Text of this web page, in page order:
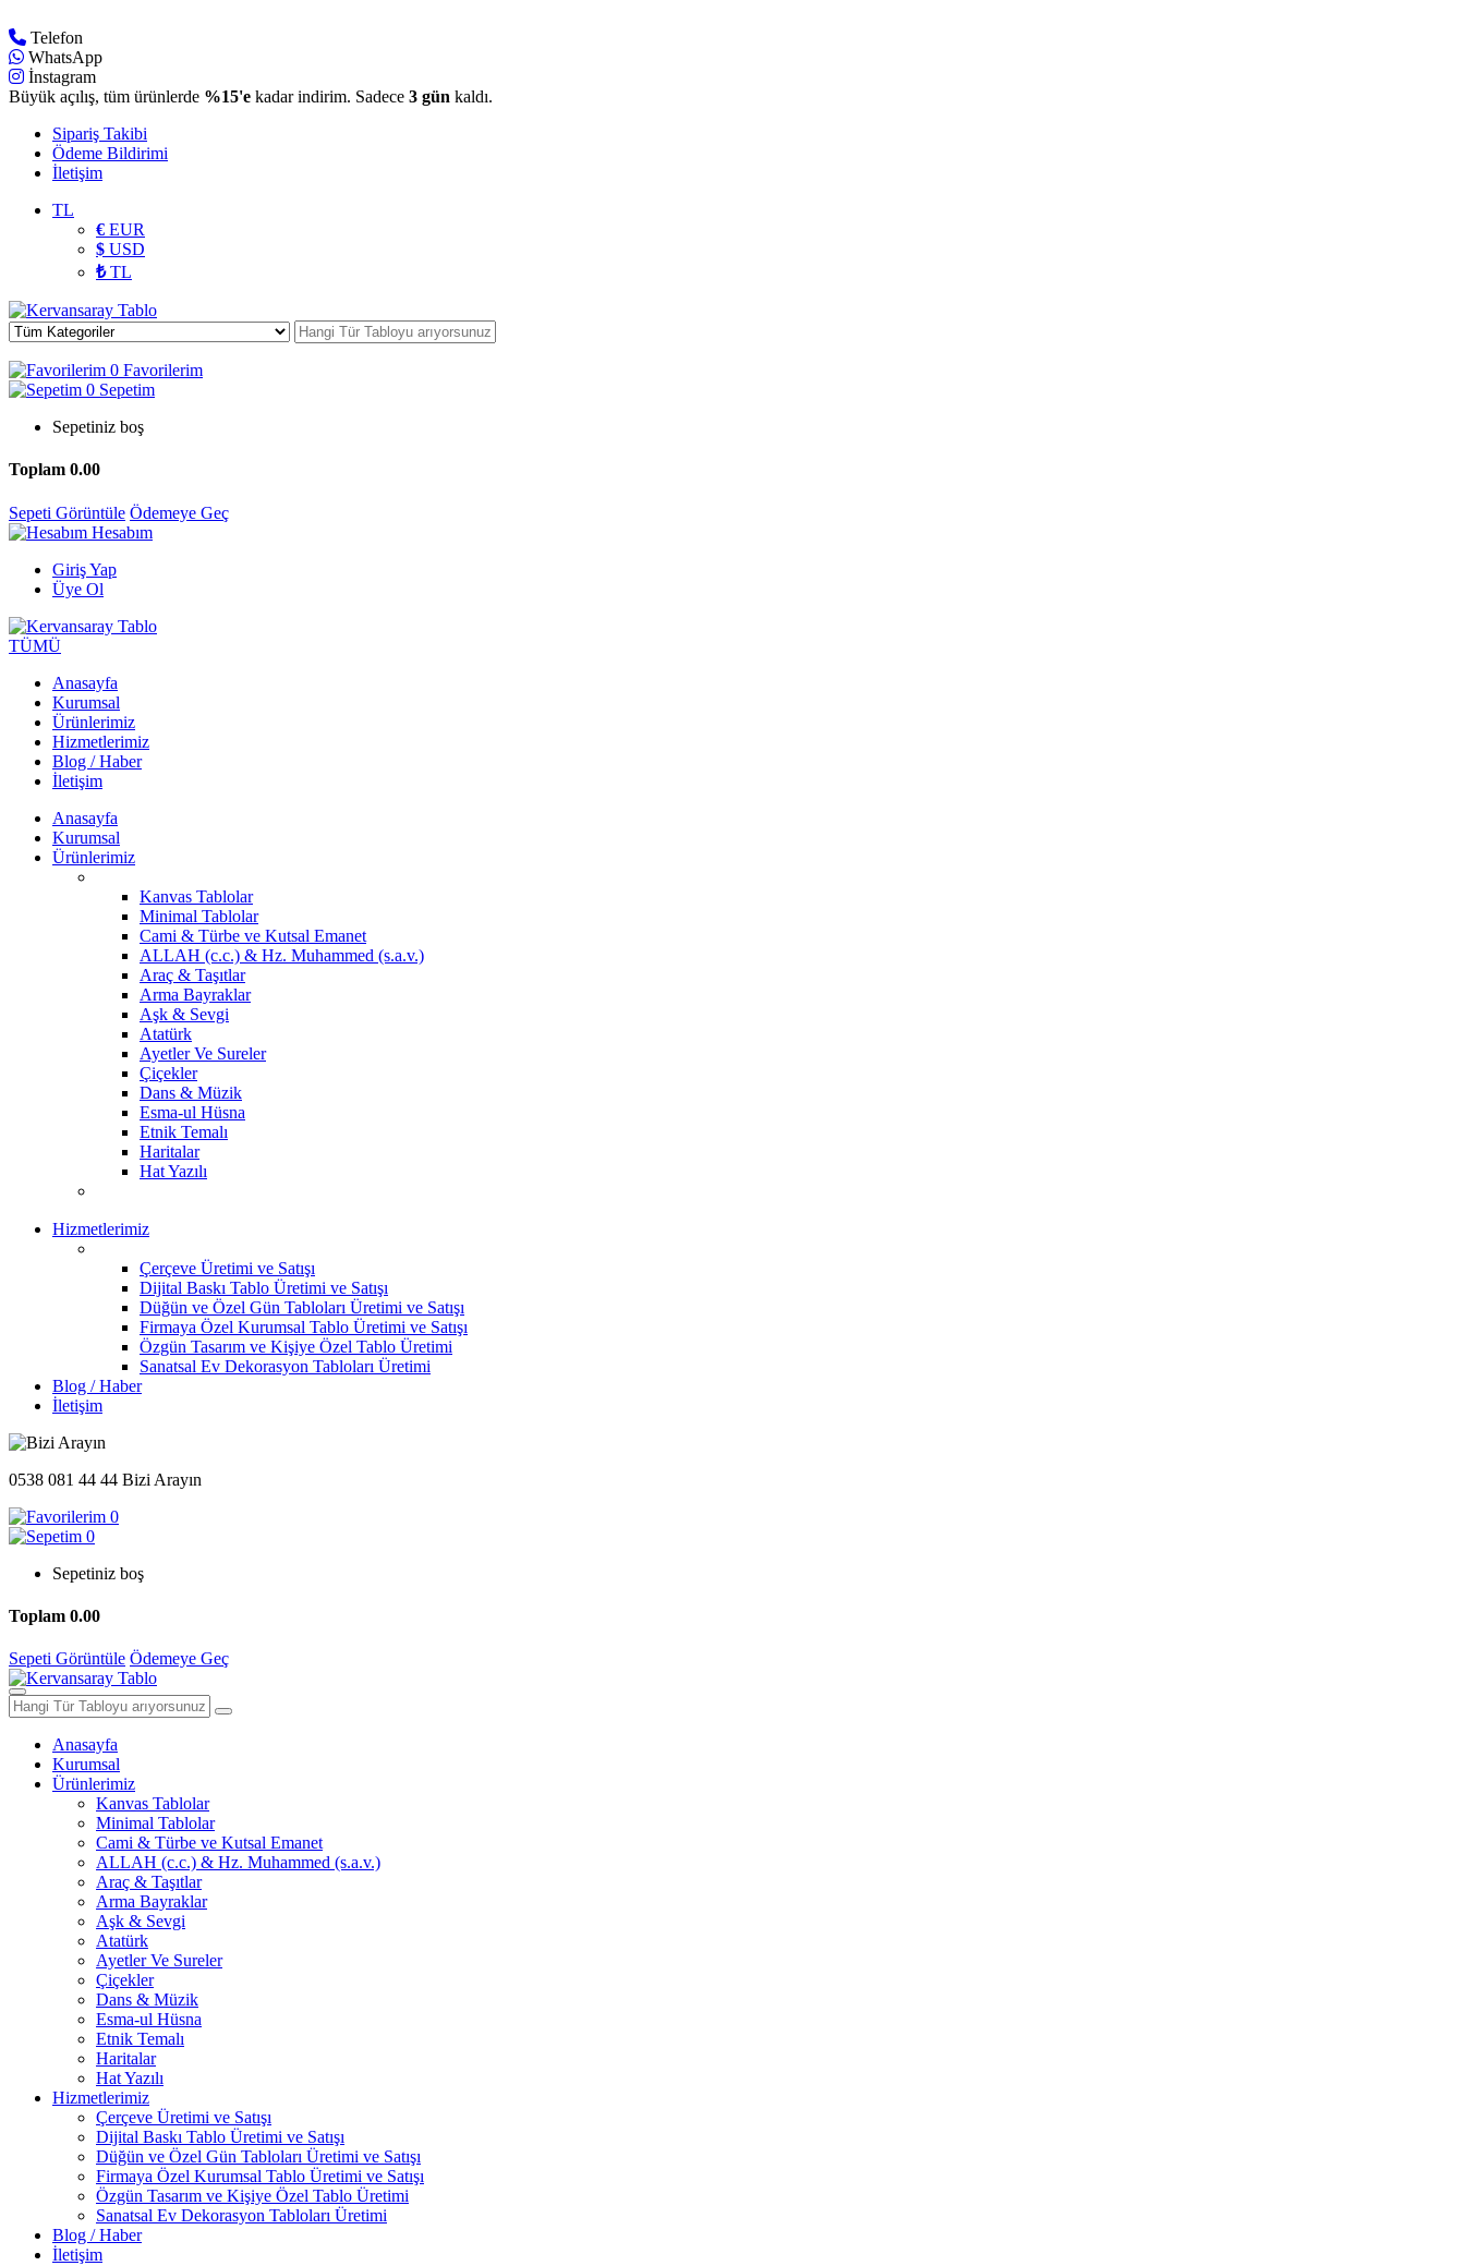
Telefon
WhatsApp
İnstagram
Büyük açılış, tüm ürünlerde %15'e kadar indirim. Sadece 3 gün kaldı.
Sipariş Takibi
Ödeme Bildirimi
İletişim
TL
€ EUR
$ USD
₺TL
0 Favorilerim
0 Sepetim
Sepetiniz boş
Toplam 0.00
Sepeti Görüntüle Ödemeye Geç
Hesabım
Giriş Yap
Üye Ol
TÜMÜ
Anasayfa
Kurumsal
Ürünlerimiz
Hizmetlerimiz
Blog / Haber
İletişim
Anasayfa
Kurumsal
Ürünlerimiz
Kanvas Tablolar
Minimal Tablolar
Cami & Türbe ve Kutsal Emanet
ALLAH (c.c.) & Hz. Muhammed (s.a.v.)
Araç & Taşıtlar
Arma Bayraklar
Aşk & Sevgi
Atatürk
Ayetler Ve Sureler
Çiçekler
Dans & Müzik
Esma-ul Hüsna
Etnik Temalı
Haritalar
Hat Yazılı
Hizmetlerimiz
Çerçeve Üretimi ve Satışı
Dijital Baskı Tablo Üretimi ve Satışı
Düğün ve Özel Gün Tabloları Üretimi ve Satışı
Firmaya Özel Kurumsal Tablo Üretimi ve Satışı
Özgün Tasarım ve Kişiye Özel Tablo Üretimi
Sanatsal Ev Dekorasyon Tabloları Üretimi
Blog / Haber
İletişim
0538 081 44 44 Bizi Arayın
0
0
Sepetiniz boş
Toplam 0.00
Sepeti Görüntüle Ödemeye Geç
Anasayfa
Kurumsal
Ürünlerimiz
Kanvas Tablolar
Minimal Tablolar
Cami & Türbe ve Kutsal Emanet
ALLAH (c.c.) & Hz. Muhammed (s.a.v.)
Araç & Taşıtlar
Arma Bayraklar
Aşk & Sevgi
Atatürk
Ayetler Ve Sureler
Çiçekler
Dans & Müzik
Esma-ul Hüsna
Etnik Temalı
Haritalar
Hat Yazılı
Hizmetlerimiz
Çerçeve Üretimi ve Satışı
Dijital Baskı Tablo Üretimi ve Satışı
Düğün ve Özel Gün Tabloları Üretimi ve Satışı
Firmaya Özel Kurumsal Tablo Üretimi ve Satışı
Özgün Tasarım ve Kişiye Özel Tablo Üretimi
Sanatsal Ev Dekorasyon Tabloları Üretimi
Blog / Haber
İletişim